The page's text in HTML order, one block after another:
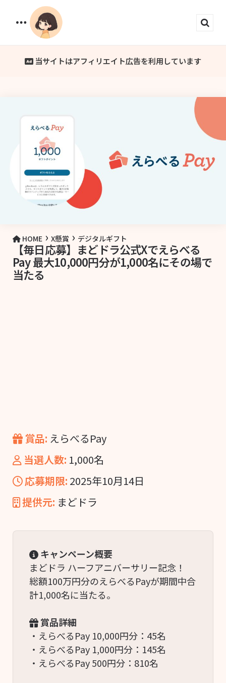
Menu
当サイトはアフィリエイト広告を利用しています
HOME › X懸賞 › デジタルギフト
【毎日応募】まどドラ公式Xでえらべる
Pay 最大10,000円分が1,000名にその場で
当たる
賞品: えらべるPay
当選人数: 1,000名
応募期限: 2025年10月14日
提供元: まどドラ
キャンペーン概要
まどドラ ハーフアニバーサリー記念！
総額100万円分のえらべるPayが期間中合
計1,000名に当たる。
賞品詳細
・えらべるPay 10,000円分：45名
・えらべるPay 1,000円分：145名
・えらべるPay 500円分：810名